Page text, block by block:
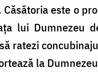
este o
lui Dumnezeu
ratezi
la